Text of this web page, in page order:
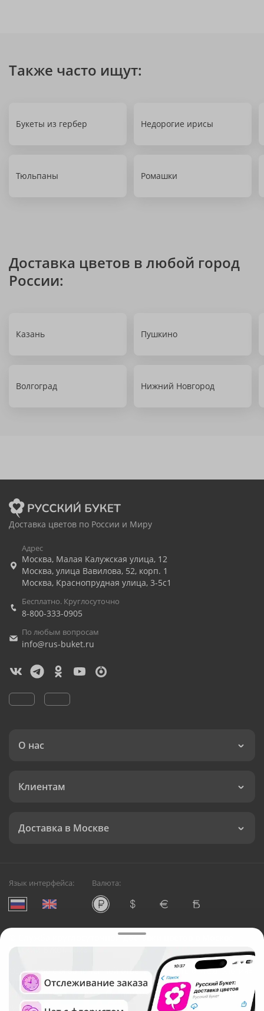
Также часто ищут:
Букеты из гербер Недорогие ирисы
Тюльпаны Ромашки
Доставка цветов в любой город
России:
Казань Пушкино
Волгоград Нижний Новгород
Доставка цветов по России и Миру
Адрес
Москва, Малая Калужская улица, 12
Москва, улица Вавилова, 52, корп. 1
Москва, Краснопрудная улица, 3-5с1
Бесплатно. Круглосуточно
8-800-333-0905
По любым вопросам
info@rus-buket.ru
О нас
Клиентам
Доставка в Москве
Язык интерфейса: Валюта:
Служба круглосуточной доставки цветов в Москве
Русский Букет, 2026
Общество с ограниченной ответственностью «Технология»
ОГРН: 1195476081745, ИНН: 5410081997
Юридический адрес: г. Новосибирск, ул. Ипподромская,
д.42, оф. 3